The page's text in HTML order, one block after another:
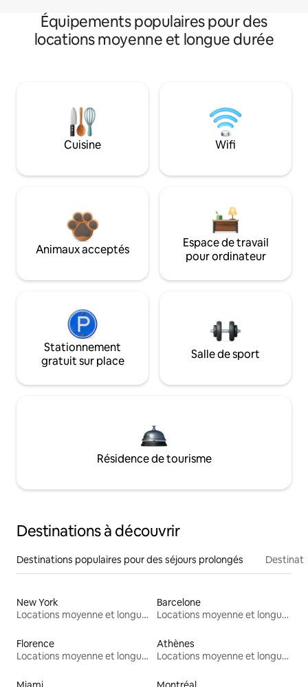
Équipements populaires pour des
locations moyenne et longue durée
Cuisine Wifi
Animaux acceptés
Espace de travail
pour ordinateur
Stationnement
gratuit sur place
Salle de sport
Résidence de tourisme
Destinations à découvrir
Destinations populaires pour des séjours prolongés
New York
Locations moyenne et longue durée
Barcelone
Locations moyenne et longue durée
Florence
Locations moyenne et longue durée
Athènes
Locations moyenne et longue durée